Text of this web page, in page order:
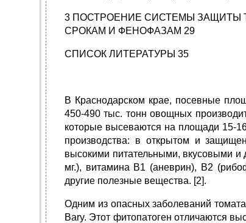
3 ПОСТРОЕНИЕ СИСТЕМЫ ЗАЩИТЫ
СРОКАМ И ФЕНОФАЗАМ 29
СПИСОК ЛИТЕРАТУРЫ 35
В Краснодарском крае, посевные
450-490 тыс. тонн овощных
которые высеваются на площади 15-
производства: в открытом и
высокими питательными, вкусовыми и
мг.), витамина В1 (аневрин), В2
другие полезные вещества. [2].
Одним из опасных заболеваний
Bary. Этот фитопатоген отличаются